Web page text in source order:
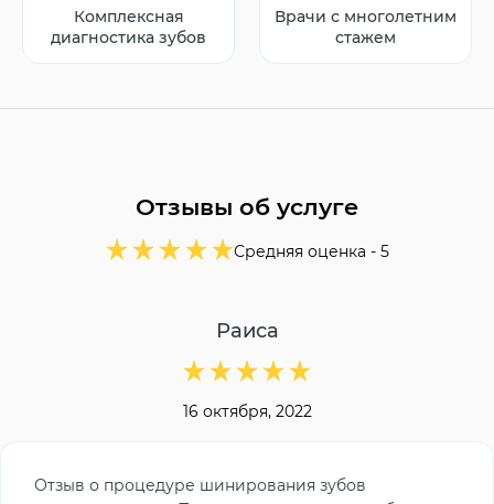
Комплексная
диагностика зубов
Врачи с многолетним
стажем
Отзывы об услуге
Средняя оценка - 5
Раиса
16 октября, 2022
Отзыв о процедуре шинирования зубов